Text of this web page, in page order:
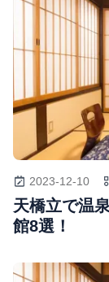
2023-12-10
天橋立で温
館8選！